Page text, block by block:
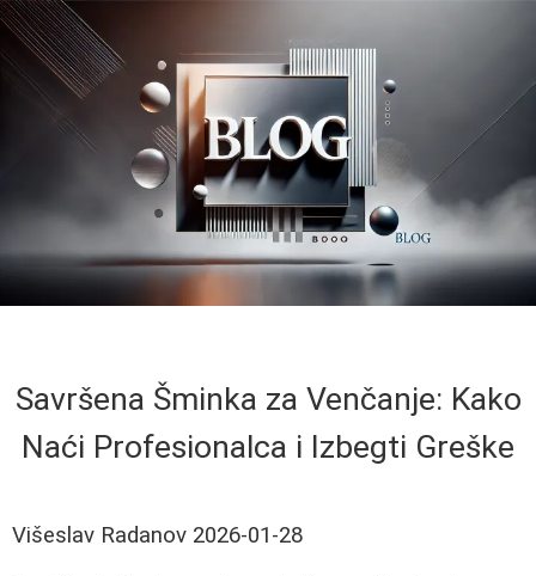
Savršena Šminka za Venčanje: Kako
Naći Profesionalca i Izbegti Greške
Višeslav Radanov 2026-01-28